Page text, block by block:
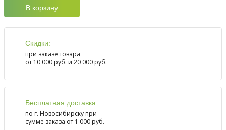
Скидки:
при заказе товара
от 10 000 руб. и 20 000 руб.
Бесплатная доставка:
по г. Новосибирску при
сумме заказа от 1 000 руб.